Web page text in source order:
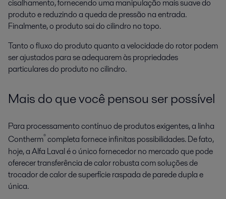
cisalhamento, fornecendo uma manipulação mais suave do
produto e reduzindo a queda de pressão na entrada.
Finalmente, o produto sai do cilindro no topo.
Tanto o fluxo do produto quanto a velocidade do rotor podem
ser ajustados para se adequarem às propriedades
particulares do produto no cilindro.
Mais do que você pensou ser possível
Para processamento contínuo de produtos exigentes, a linha
Contherm®completa fornece infinitas possibilidades. De fato,
hoje, a Alfa Laval é o único fornecedor no mercado que pode
oferecer transferência de calor robusta com soluções de
trocador de calor de superfície raspada de parede dupla e
única.